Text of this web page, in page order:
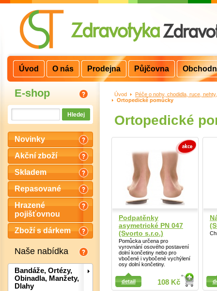
E-shop
Novinky
Akční zboží
Skladem
Repasované
Hrazené
pojišťovnou
Zboží s dárkem
Naše nabídka
Bandáže, Ortézy,
Obinadla, Manžety,
Dlahy
Úvod >
Péče o nohy, chodidla, ruce,
Ortopedické pomůcky
Ortopedické
Podpatěnky
asymetrické PN 047
(Svorto s.r.o.)
Pomůcka určena pro
vyrovnání osového postavení
dolní končetiny nebo pro
vbočené i vybočené vychýlení
osy dolní končetiny.
108 Kč
detail
Detail
Detail
Úvod O nás Prodejna Půjčovna